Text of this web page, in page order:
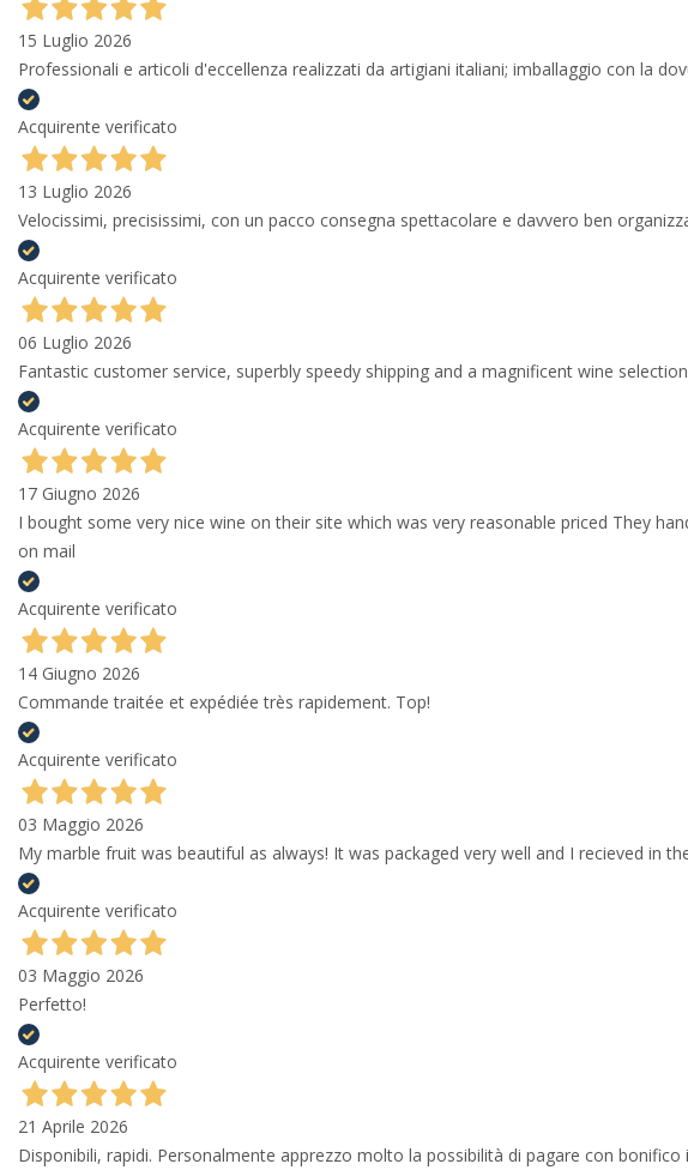
15 Luglio 2026
Professionali e articoli d'eccellenza realizzati da artigiani italiani; imballaggio con la
Acquirente verificato
13 Luglio 2026
Velocissimi, precisissimi, con un pacco consegna spettacolare e davvero ben
Acquirente verificato
06 Luglio 2026
Fantastic customer service, superbly speedy shipping and a magnificent wine
Acquirente verificato
17 Giugno 2026
I bought some very nice wine on their site which was very reasonable priced They
on mail
Acquirente verificato
14 Giugno 2026
Commande traitée et expédiée très rapidement. Top!
Acquirente verificato
03 Maggio 2026
My marble fruit was beautiful as always! It was packaged very well and I recieved in
Acquirente verificato
03 Maggio 2026
Perfetto!
Acquirente verificato
21 Aprile 2026
Disponibili, rapidi. Personalmente apprezzo molto la possibilità di pagare con